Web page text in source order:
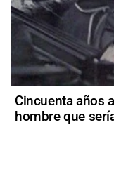
Cincuenta años
hombre que